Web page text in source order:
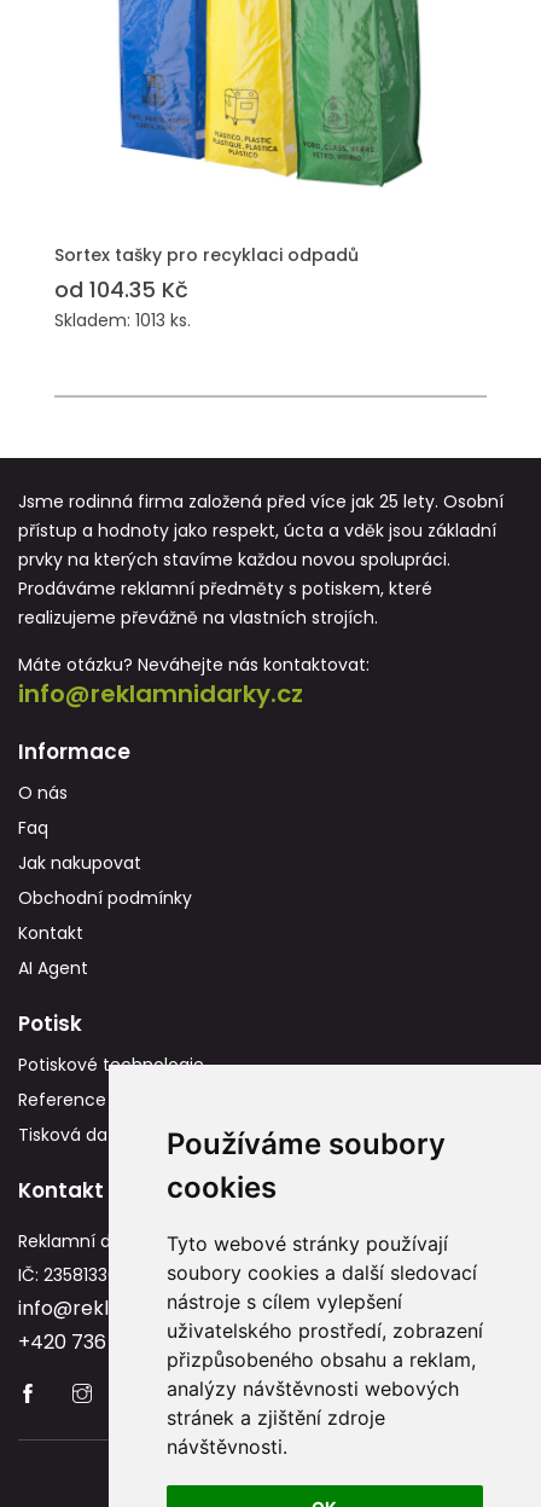
Používáme soubory
cookies
Tyto webové stránky používají
soubory cookies a další sledovací
nástroje s cílem vylepšení
uživatelského prostředí, zobrazení
přizpůsobeného obsahu a reklam,
analýzy návštěvnosti webových
stránek a zjištění zdroje
návštěvnosti.
Sortex tašky pro recyklaci odpadů
od 104.35 Kč
Skladem: 1013 ks.
Jsme rodinná firma založená před více jak 25 lety. Osobní
přístup a hodnoty jako respekt, úcta a vděk jsou základní
prvky na kterých stavíme každou novou spolupráci.
Prodáváme reklamní předměty s potiskem, které
realizujeme převážně na vlastních strojích.
Máte otázku? Neváhejte nás kontaktovat:
info@reklamnidarky.cz
Informace
O nás
Faq
Jak nakupovat
Obchodní podmínky
Kontakt
AI Agent
Potisk
Potiskové technologie
Reference
Tisková data
Kontakt
Reklamní dárky
IČ: 23581336
info@reklamnidarky.cz
+420 736 787 715
Copyright © 2026 Reklamnidarky.cz